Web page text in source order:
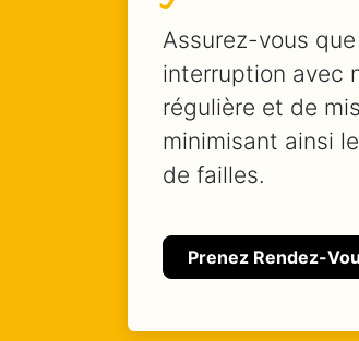
Assurez-vous
interruption avec
régulière et de
minimisant ainsi
de failles.
Prenez Rendez-